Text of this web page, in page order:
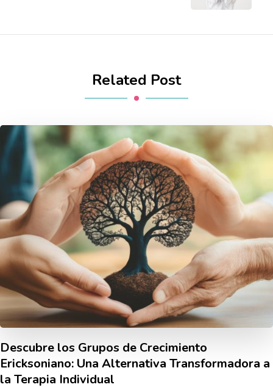
Related Post
Descubre los Grupos de Crecimiento
Ericksoniano: Una Alternativa Transformadora a
la Terapia Individual